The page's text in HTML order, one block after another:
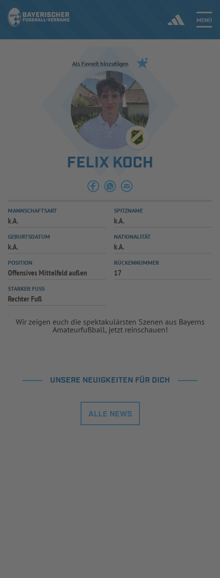
MENÜ
Jetzt einloggen
ERGEBNISSE & WETTBEWERBE
SPIELBETRIEB & VERBANDSLEBEN
AUSBILDUNG & FÖRDERUNG
SPIELPLUS
Als Favorit hinzufügen
FELIX KOCH
MANNSCHAFTSART
k.A.
SPITZNAME
k.A.
GEBURTSDATUM
k.A.
NATIONALITÄT
k.A.
POSITION
Offensives Mittelfeld außen
RÜCKENNUMMER
17
STARKER FUSS
Rechter Fuß
Wir zeigen euch die spektakulärsten Szenen aus Bayerns
Amateurfußball, jetzt reinschauen!
UNSERE NEUIGKEITEN FÜR DICH
ALLE NEWS